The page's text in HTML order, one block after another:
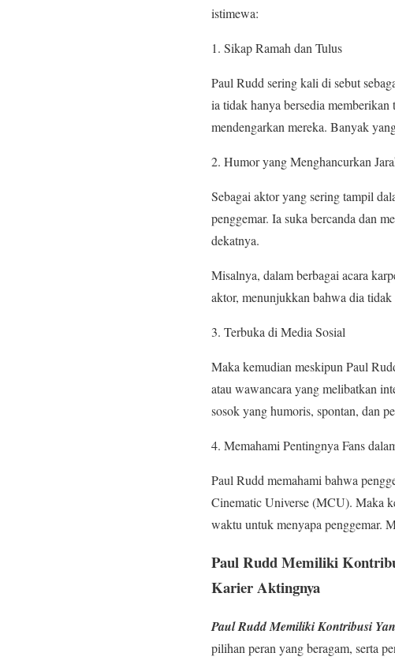
istimewa:
Sikap Ramah dan Tulus
Paul Rudd sering kali di sebut
ia tidak hanya bersedia
mendengarkan mereka. Banyak
Humor yang Menghancurkan
Sebagai aktor yang sering tampil
penggemar. Ia suka bercanda dan
dekatnya.
Misalnya, dalam berbagai acara
aktor, menunjukkan bahwa dia
Terbuka di Media Sosial
Maka kemudian meskipun Paul
atau wawancara yang melibatkan
sosok yang humoris, spontan, dan
Memahami Pentingnya Fans
Paul Rudd memahami bahwa
Cinematic Universe (MCU). Maka
waktu untuk menyapa penggemar.
Paul Rudd Memiliki
Karier Aktingnya
Paul Rudd Memiliki Kontribusi
pilihan peran yang beragam, serta